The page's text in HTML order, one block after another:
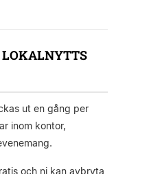
LOKALNYTTS
ut en gång per
inom kontor,
och ni kan avbryta